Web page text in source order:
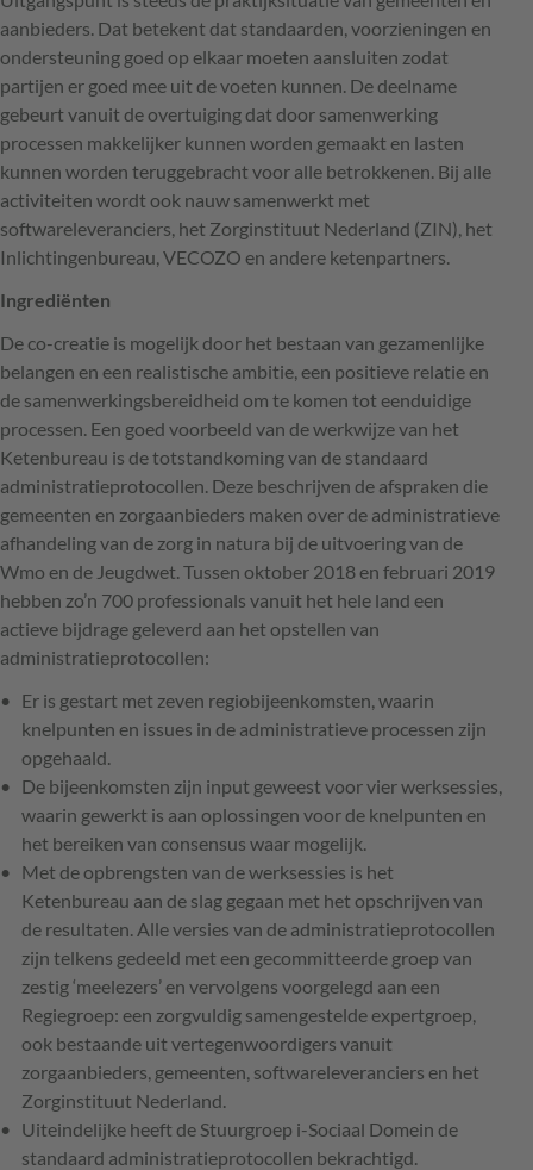
aanbieders. Dat betekent dat standaarden, voorzieningen en
ondersteuning goed op elkaar moeten aansluiten zodat
partijen er goed mee uit de voeten kunnen. De deelname
gebeurt vanuit de overtuiging dat door samenwerking
processen makkelijker kunnen worden gemaakt en lasten
kunnen worden teruggebracht voor alle betrokkenen. Bij alle
activiteiten wordt ook nauw samenwerkt met
softwareleveranciers, het Zorginstituut Nederland (ZIN), het
Inlichtingenbureau, VECOZO en andere ketenpartners.
Ingrediënten
De co-creatie is mogelijk door het bestaan van gezamenlijke
belangen en een realistische ambitie, een positieve relatie en
de samenwerkingsbereidheid om te komen tot eenduidige
processen. Een goed voorbeeld van de werkwijze van het
Ketenbureau is de totstandkoming van de standaard
administratieprotocollen. Deze beschrijven de afspraken die
gemeenten en zorgaanbieders maken over de administratieve
afhandeling van de zorg in natura bij de uitvoering van de
Wmo en de Jeugdwet. Tussen oktober 2018 en februari 2019
hebben zo’n 700 professionals vanuit het hele land een
actieve bijdrage geleverd aan het opstellen van
administratieprotocollen:
Er is gestart met zeven regiobijeenkomsten, waarin
knelpunten en issues in de administratieve processen zijn
opgehaald.
De bijeenkomsten zijn input geweest voor vier werksessies,
waarin gewerkt is aan oplossingen voor de knelpunten en
het bereiken van consensus waar mogelijk.
Met de opbrengsten van de werksessies is het
Ketenbureau aan de slag gegaan met het opschrijven van
de resultaten. Alle versies van de administratieprotocollen
zijn telkens gedeeld met een gecommitteerde groep van
zestig ‘meelezers’ en vervolgens voorgelegd aan een
Regiegroep: een zorgvuldig samengestelde expertgroep,
ook bestaande uit vertegenwoordigers vanuit
zorgaanbieders, gemeenten, softwareleveranciers en het
Zorginstituut Nederland.
Uiteindelijke heeft de Stuurgroep i-Sociaal Domein de
standaard administratieprotocollen bekrachtigd.